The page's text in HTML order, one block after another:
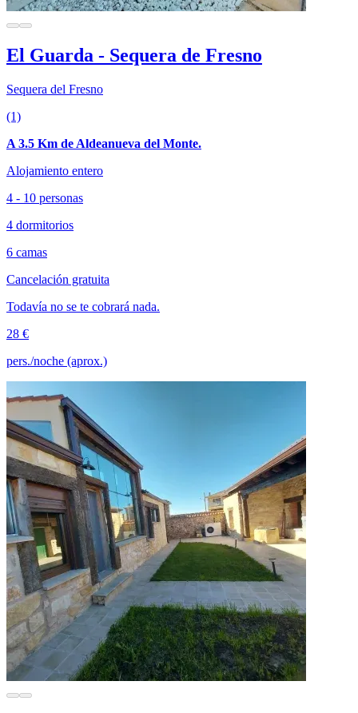
El Guarda - Sequera de Fresno
Sequera del Fresno
(1)
A 3.5 Km de Aldeanueva del Monte.
Alojamiento entero
4 - 10 personas
4 dormitorios
6 camas
Cancelación gratuita
Todavía no se te cobrará nada.
28 €
pers./noche (aprox.)